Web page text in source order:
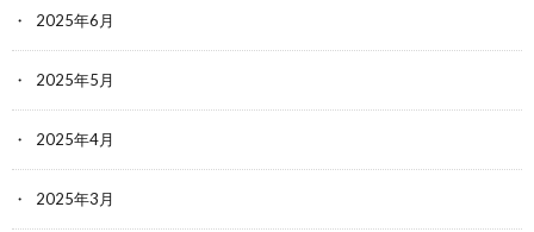
2025年6月
2025年5月
2025年4月
2025年3月